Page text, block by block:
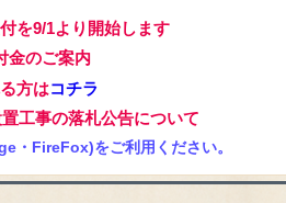
を9/1より開始します
金のご案内
方はコチラ
工事の落札公告について
FireFox)をご利用ください。